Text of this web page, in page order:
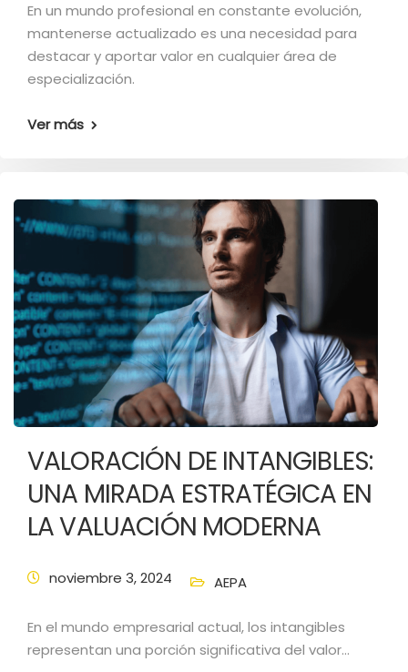
En un mundo profesional en constante evolución,
mantenerse actualizado es una necesidad para
destacar y aportar valor en cualquier área de
especialización.
Ver más
VALORACIÓN DE INTANGIBLES:
UNA MIRADA ESTRATÉGICA EN
LA VALUACIÓN MODERNA
noviembre 3, 2024 AEPA
En el mundo empresarial actual, los intangibles
representan una porción significativa del valor…